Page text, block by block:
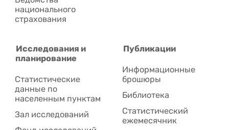
национального
страхования
Исследования и
планирование
Статистические
данные по
населенным пунктам
Зал исследований
Публикации
Информационные
брошюры
Библиотека
Статистический
ежемесячник